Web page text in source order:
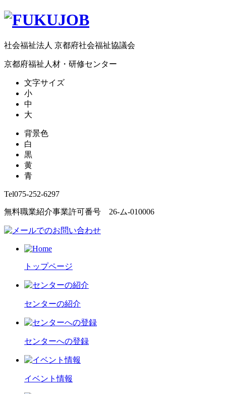
社会福祉法人 京都府社会福祉協議会
京都府福祉人材・研修センター
文字サイズ
小
中
大
背景色
白
黒
黄
青
Tel075-252-6297
無料職業紹介事業許可番号 26-ム-010006
トップページ
センターの紹介
センターへの登録
イベント情報